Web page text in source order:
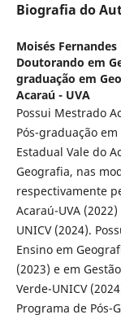
Biografia do
Moisés Fernandes
Doutorando em
graduação em
Acaraú - UVA
Possui Mestrado
Pós-graduação
Estadual Vale do
Geografia, nas
respectivamente
Acaraú-UVA
UNICV (2024).
Ensino em
(2023) e em
Verde-UNICV
Programa de Pós-